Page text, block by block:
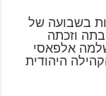
עדות בשבועה של
וזכתה
אלפאסי
היהודית